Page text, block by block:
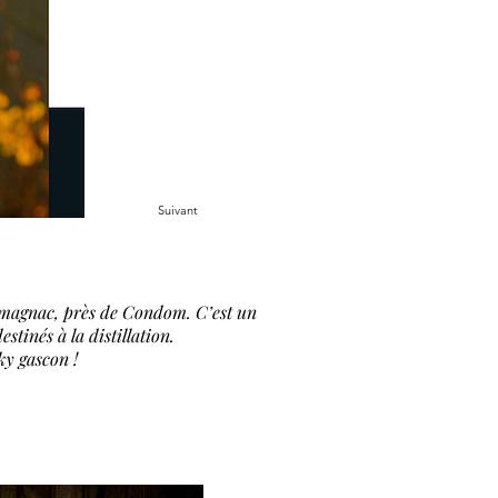
Suivant
près de Condom. C’est un
à la distillation.
gascon !